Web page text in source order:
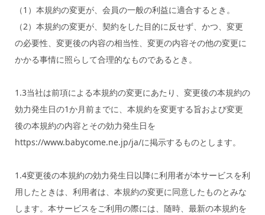
（1）本規約の変更が、会員の一般の利益に適合するとき。
（2）本規約の変更が、契約をした目的に反せず、かつ、変更
の必要性、変更後の内容の相当性、変更の内容その他の変更に
かかる事情に照らして合理的なものであるとき。
1.3当社は前項による本規約の変更にあたり、変更後の本規約の
効力発生日の1か月前までに、本規約を変更する旨および変更
後の本規約の内容とその効力発生日を
https://www.babycome.ne.jp/ja/に掲示するものとします。
1.4変更後の本規約の効力発生日以降に利用者が本サービスを利
用したときは、利用者は、本規約の変更に同意したものとみな
します。本サービスをご利用の際には、随時、最新の本規約を